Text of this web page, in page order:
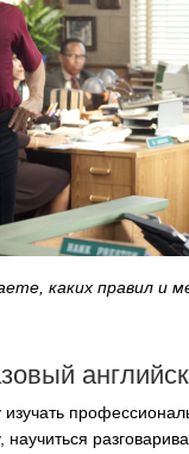
каких правил и
научиться